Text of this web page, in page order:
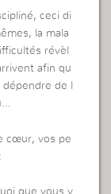
ceci di
la mala
révèl
afin qu
de l
cœur, vos pe
que vous v